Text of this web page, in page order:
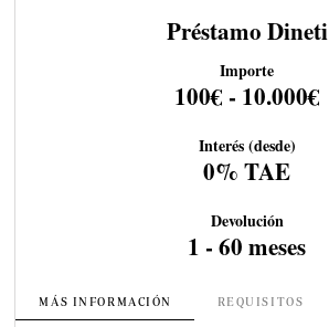
Préstamo Dineti
Importe
100€ - 10.000€
Interés (desde)
0% TAE
Devolución
1 - 60 meses
MÁS INFORMACIÓN REQUISITOS